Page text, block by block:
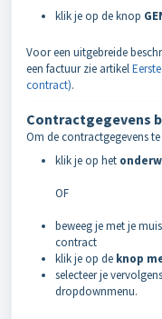
klik je op de knop
Voor een uitgebreide
een factuur zie artikel
contract).
Contractgegevens
Om de contractgegevens
klik je op het
OF
beweeg je met je
contract
klik je op de knop
selecteer je vervolgens
dropdownmenu.